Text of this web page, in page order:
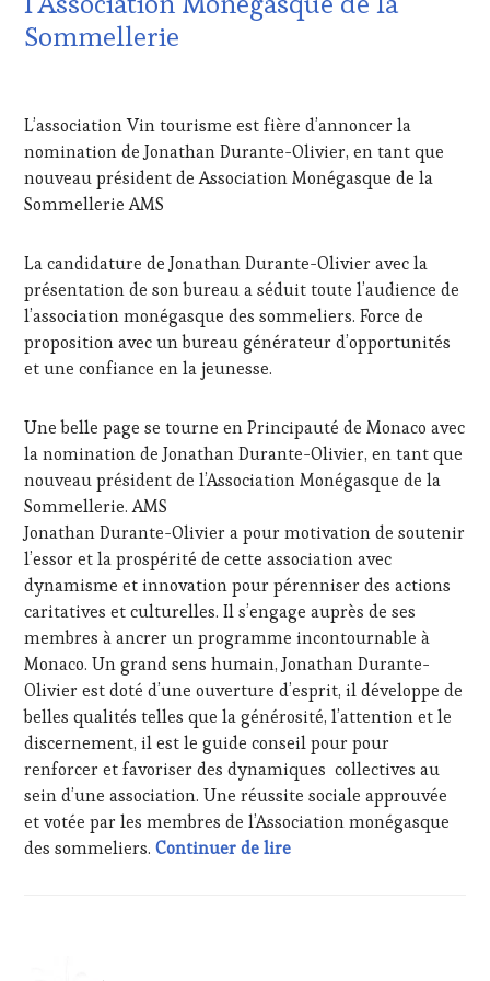
VIN
TOURISME
EDITION
DU
VIN
ET
DE
LA
FRANÇAISE,
INVITATIONS
&
DÉGUSTATIONS,
WINE
TASTING,
MASTERCLASS
MÉDIAS,
PRESSE
ÉCRITE,
RADIO,
TV,
WEB
OENOTOURISME
PARTENAIRES
VIN
TOURISME,
PRODUCTEURS
TERROIR
RESTAURATEUR,
CHEF,
CUISINIER,
ŒNOLOGUE,
SOMMELIER ,
SALONS
INTERNATIONAUX
VIGNOBLES,
Sommellerie
2025
L’association Vin tourisme est fière d’annoncer la
nomination de Jonathan Durante-Olivier, en tant que
nouveau président de Association Monégasque de la
Sommellerie AMS
La candidature de Jonathan Durante-Olivier avec la
présentation de son bureau a séduit toute l’audience de
l’association monégasque des sommeliers. Force de
proposition avec un bureau générateur d’opportunités
et une confiance en la jeunesse.
Une belle page se tourne en Principauté de Monaco avec
la nomination de Jonathan Durante-Olivier, en tant que
nouveau président de l’Association Monégasque de la
Sommellerie. AMS
Jonathan Durante-Olivier a pour motivation de soutenir
l’essor et la prospérité de cette association avec
dynamisme et innovation pour pérenniser des actions
caritatives et culturelles. Il s’engage auprès de ses
membres à ancrer un programme incontournable à
Monaco. Un grand sens humain, Jonathan Durante-
Olivier est doté d’une ouverture d’esprit, il développe de
belles qualités telles que la générosité, l’attention et le
discernement, il est le guide conseil pour pour
renforcer et favoriser des dynamiques collectives au
sein d’une association. Une réussite sociale approuvée
et votée par les membres de l’Association monégasque
des sommeliers.Continuer de lireJonathan Durante-